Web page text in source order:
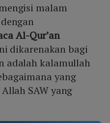
malam
Al-Qur’an
dikarenakan bagi
adalah kalamullah
yang
SAW yang